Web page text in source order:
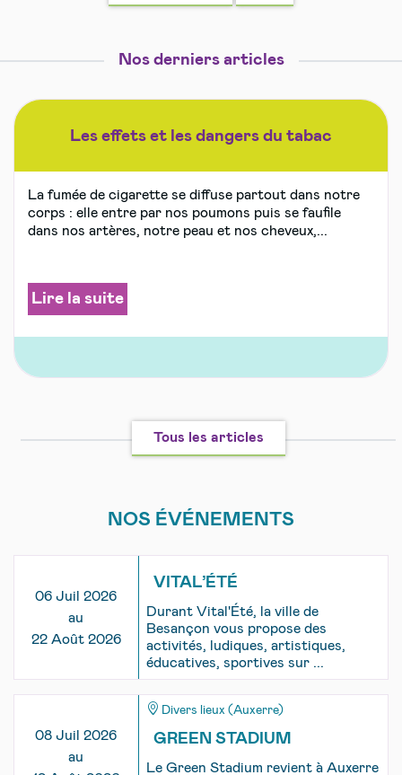
la
Nos derniers articles
Les effets et les dangers du tabac
La fumée de cigarette se diffuse partout dans notre
corps : elle entre par nos poumons puis se faufile
dans nos artères, notre peau et nos cheveux,...
Lire la suite
Tous les articles
NOS ÉVÉNEMENTS
06 Juil 2026
au
22 Août 2026
VITAL’ÉTÉ
Durant Vital'Été, la ville de
Besançon vous propose des
activités, ludiques, artistiques,
éducatives, sportives sur ...
08 Juil 2026
au
Divers lieux (Auxerre)
GREEN STADIUM
Le Green Stadium revient à Auxerre